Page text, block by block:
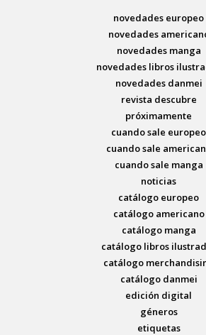
novedades europeo
novedades
novedades manga
novedades libros
novedades danmei
revista descubre
próximamente
cuando sale europeo
cuando sale
cuando sale manga
noticias
catálogo europeo
catálogo americano
catálogo manga
catálogo libros
catálogo
catálogo danmei
edición digital
géneros
etiquetas